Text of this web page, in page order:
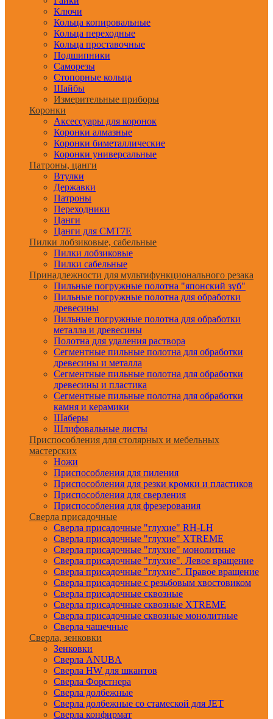
Ключи
Кольца копировальные
Кольца переходные
Кольца проставочные
Подшипники
Саморезы
Стопорные кольца
Шайбы
Измерительные приборы
Коронки
Аксессуары для коронок
Коронки алмазные
Коронки биметаллические
Коронки универсальные
Патроны, цанги
Втулки
Державки
Патроны
Переходники
Цанги
Цанги для CMT7E
Пилки лобзиковые, сабельные
Пилки лобзиковые
Пилки сабельные
Принадлежности для мультифункционального резака
Пильные погружные полотна "японский зуб"
Пильные погружные полотна для обработки
древесины
Пильные погружные полотна для обработки
металла и древесины
Полотна для удаления раствора
Сегментные пильные полотна для обработки
древесины и металла
Сегментные пильные полотна для обработки
древесины и пластика
Сегментные пильные полотна для обработки
камня и керамики
Шаберы
Шлифовальные листы
Приспособления для столярных и мебельных
мастерских
Ножи
Приспособления для пиления
Приспособления для резки кромки и пластиков
Приспособления для сверления
Приспособления для фрезерования
Сверла присадочные
Сверла присадочные "глухие" RH-LH
Сверла присадочные "глухие" XTREME
Сверла присадочные "глухие" монолитные
Сверла присадочные "глухие". Левое вращение
Сверла присадочные "глухие". Правое вращение
Сверла присадочные с резьбовым хвостовиком
Сверла присадочные сквозные
Сверла присадочные сквозные XTREME
Сверла присадочные сквозные монолитные
Сверла чашечные
Сверла, зенковки
Зенковки
Сверла ANUBA
Сверла HW для шкантов
Сверла Форстнера
Сверла долбежные
Сверла долбежные со стамеской для JET
Сверла конфирмат